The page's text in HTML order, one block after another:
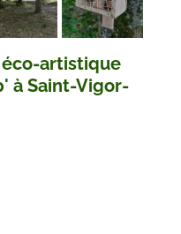
artistique
à Saint-Vigor-